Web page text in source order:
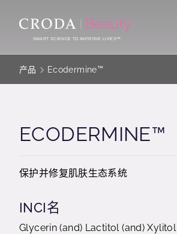
CONTENTSMART SCIENCE TO IMPROVE LIVES™
产品 Ecodermine™
ECODERMINE™
保护并修复肌肤生态系统
INCI名
Glycerin (and) Lactitol (and) Xylitol